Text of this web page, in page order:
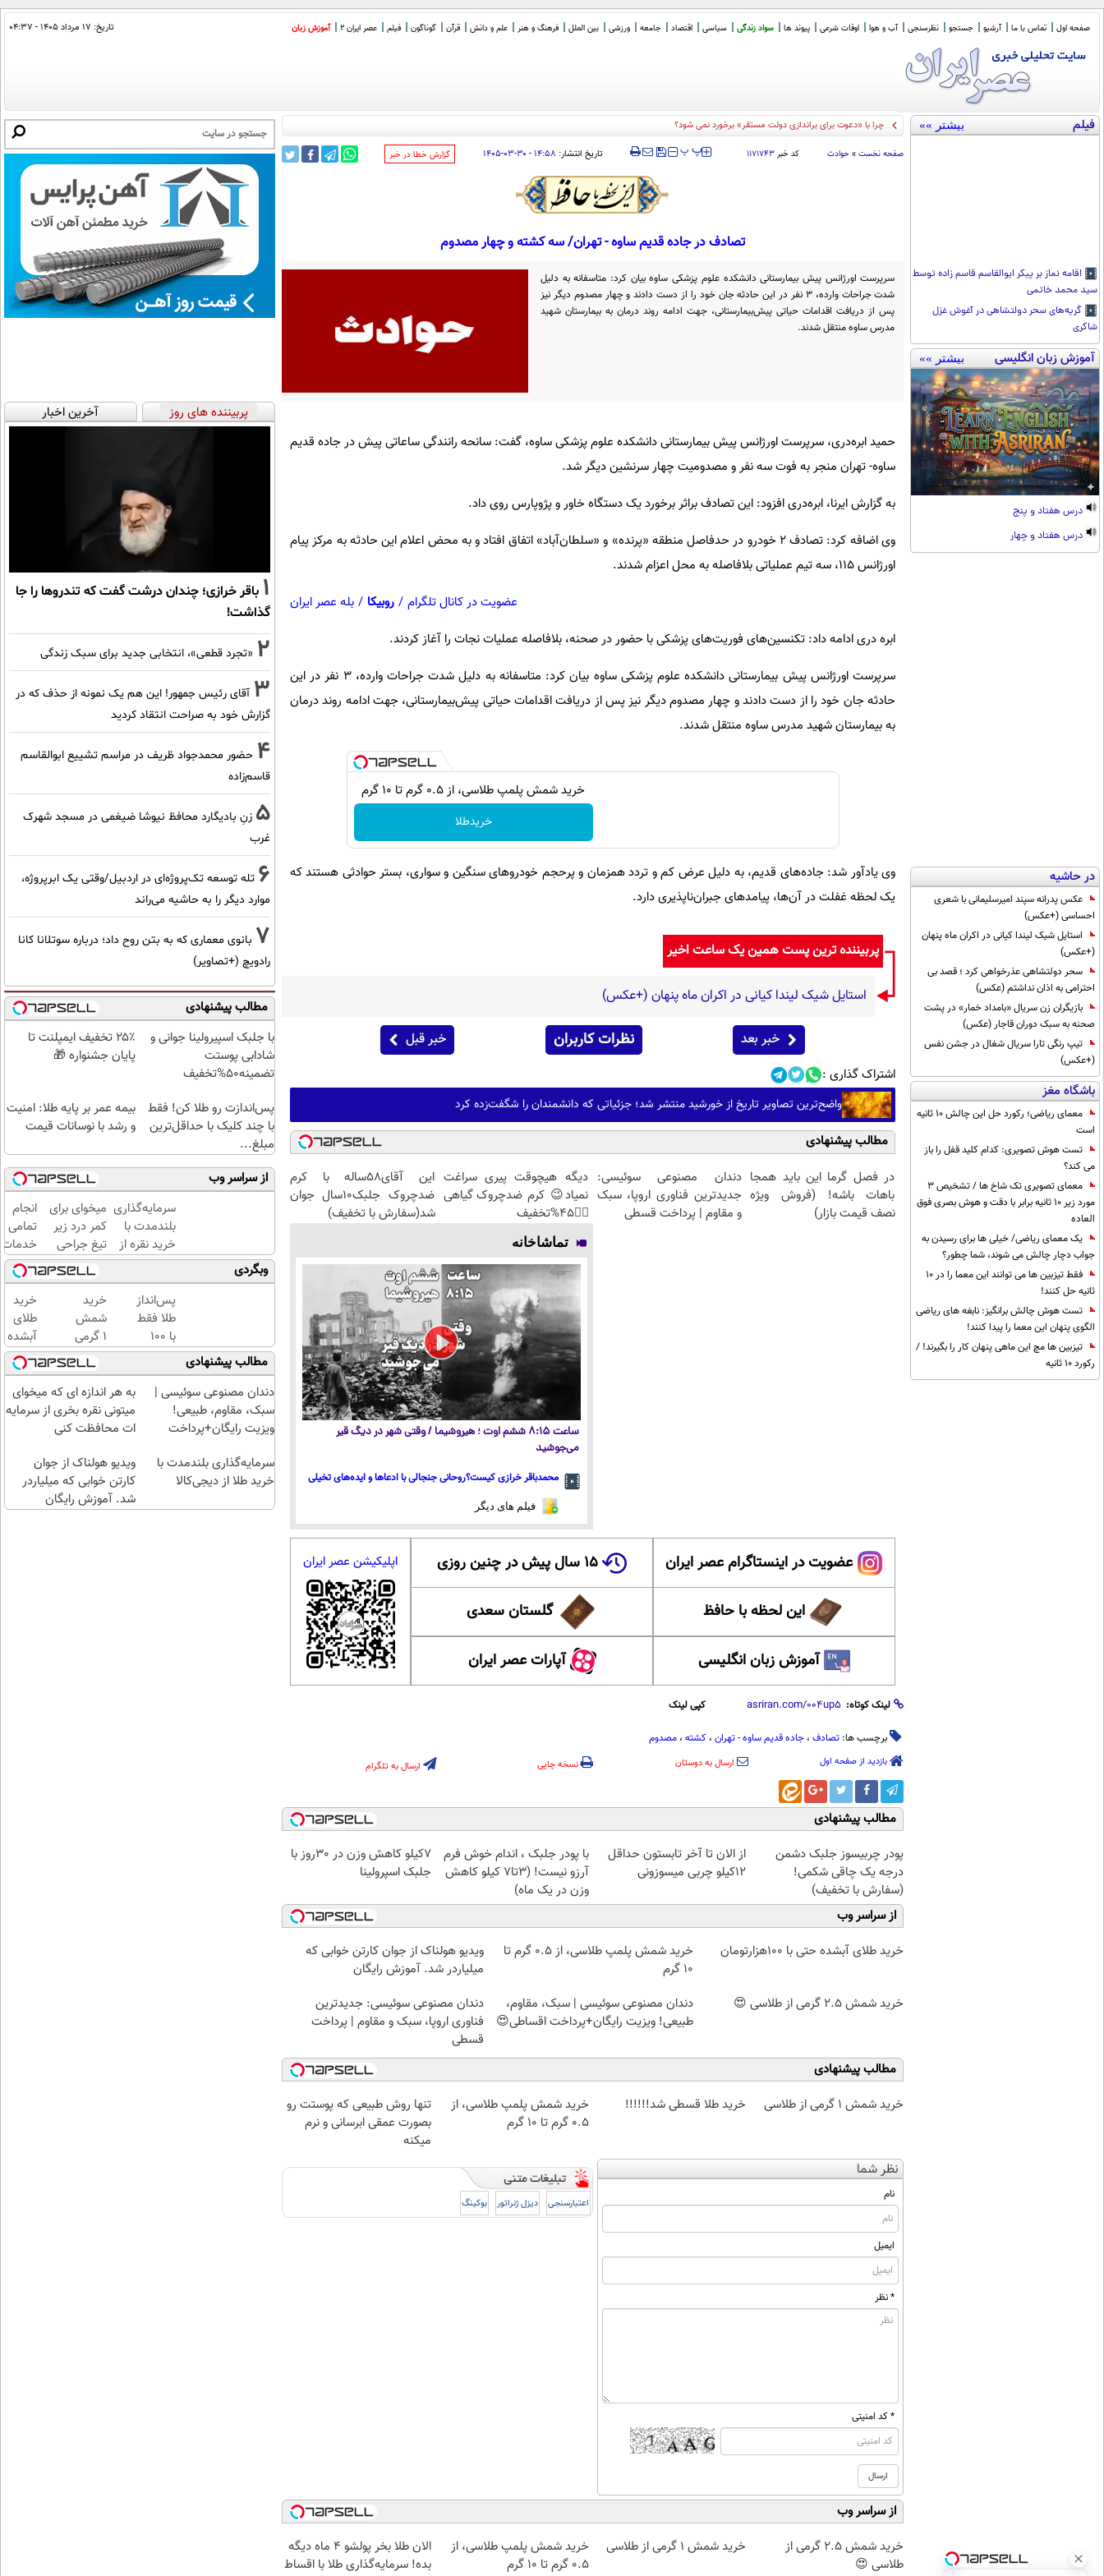
صفحه اول تماس با ما آرشیو جستجو نظرسنجی آب و هوا اوقات شرعی پیوند ها سواد زندگی سیاسی اقتصاد جامعه ورزشی بین الملل فرهنگ و هنر علم و دانش قرآن گوناگون فیلم عصر ایران 2 آموزش زبان تاریخ: ۱۷ مرداد ۱۴۰۵ - ۰۴:۳۷
فیلم بیشتر »»
اقامه نماز بر پیکر ابوالقاسم قاسم زاده توسط
سید محمد خاتمی
گریه‌های سحر دولتشاهی در آغوش غزل
شاکری
آموزش زبان انگلیسی بیشتر »»
درس هفتاد و پنج
درس هفتاد و چهار
در حاشیه
عکس پدرانه سپند امیرسلیمانی با شعری
احساسی (+عکس)
استایل شیک لیندا کیانی در اکران ماه پنهان
(+عکس)
سحر دولتشاهی عذرخواهی کرد ؛ قصد بی
احترامی به اذان نداشتم (عکس)
بازیگران زن سریال «بامداد خمار» در پشت
صحنه به سبک دوران قاجار (عکس)
تیپ رنگی تارا سریال شغال در جشن نفس
(+عکس)
باشگاه مغز
معمای ریاضی؛ رکورد حل این چالش 10 ثانیه
است
تست هوش تصویری: کدام کلید قفل را باز
می کند؟
معمای تصویری تک شاخ ها / تشخیص 3
مورد زیر 10 ثانیه برابر با دقت و هوش بصری فوق
العاده
یک معمای ریاضی/ خیلی ها برای رسیدن به
جواب دچار چالش می شوند، شما چطور؟
فقط تیزبین ها می توانند این معما را در 10
ثانیه حل کنند!
تست هوش چالش برانگیز: نابغه های ریاضی
الگوی پنهان این معما را پیدا کنند!
تیزبین ها مچ این ماهی پنهان کار را بگیرند! /
رکورد 10 ثانیه
چرا با «دعوت برای براندازی دولت مستقر» برخورد نمی شود؟
صفحه نخست » حوادث کد خبر۱۱۷۱۷۴۳ ‍‍‍ پ پ تاریخ انتشار: ۱۴:۵۸ - ۳۰-۰۳-۱۴۰۵ ‌گزارش خطا در خبر
تصادف در جاده قدیم ساوه - تهران/ سه کشته و چهار مصدوم
سرپرست اورژانس پیش بیمارستانی دانشکده علوم پزشکی ساوه بیان کرد: متاسفانه به دلیل
شدت جراحات وارده، ۳ نفر در این حادثه جان خود را از دست دادند و چهار مصدوم دیگر نیز
پس از دریافت اقدامات حیاتی پیش‌بیمارستانی، جهت ادامه روند درمان به بیمارستان شهید
مدرس ساوه منتقل شدند.
حمید ابره‌دری، سرپرست اورژانس پیش بیمارستانی دانشکده علوم پزشکی ساوه، گفت: سانحه رانندگی ساعاتی پیش در جاده قدیم
ساوه- تهران منجر به فوت سه نفر و مصدومیت چهار سرنشین دیگر شد.
به گزارش ایرنا، ابره‌دری افزود: این تصادف براثر برخورد یک دستگاه خاور و پژوپارس روی داد.
وی اضافه کرد: تصادف ۲ خودرو در حدفاصل منطقه «پرنده» و «سلطان‌آباد» اتفاق افتاد و به محض اعلام این حادثه به مرکز پیام
اورژانس ۱۱۵، سه تیم عملیاتی بلافاصله به محل اعزام شدند.
عضویت در کانال تلگرام / روبیکا / بله عصر ایران
ابره دری ادامه داد: تکنسین‌های فوریت‌های پزشکی با حضور در صحنه، بلافاصله عملیات نجات را آغاز کردند.
سرپرست اورژانس پیش بیمارستانی دانشکده علوم پزشکی ساوه بیان کرد: متاسفانه به دلیل شدت جراحات وارده، ۳ نفر در این
حادثه جان خود را از دست دادند و چهار مصدوم دیگر نیز پس از دریافت اقدامات حیاتی پیش‌بیمارستانی، جهت ادامه روند درمان
به بیمارستان شهید مدرس ساوه منتقل شدند.
خرید شمش پلمپ طلاسی، از ۰.۵ گرم تا ۱۰ گرم
خریدطلا
وی یادآور شد: جاده‌های قدیم، به دلیل عرض کم و تردد همزمان و پرحجم خودروهای سنگین و سواری، بستر حوادثی هستند که
یک لحظه غفلت در آن‌ها، پیامدهای جبران‌ناپذیری دارد.
پربیننده ترین پست همین یک ساعت اخیر
استایل شیک لیندا کیانی در اکران ماه پنهان (+عکس)
خبر بعد نظرات کاربران خبر قبل
اشتراک گذاری :
واضح‌ترین تصاویر تاریخ از خورشید منتشر شد؛ جزئیاتی که دانشمندان را شگفت‌زده کرد
مطالب پیشنهادی
در فصل گرما این باید همجا
باهات باشه! (فروش ویژه
نصف قیمت بازار)
دندان مصنوعی سوئیسی:
جدیدترین فناوری اروپا، سبک
و مقاوم | پرداخت قسطی
دیگه هیچوقت پیری سراغت
نمیاد😉 کرم ضدچروک گیاهی
👈🏻45%تخفیف
این آقای58ساله با کرم
ضدچروک جلبک10سال جوان
شد(سفارش با تخفیف)
تماشاخانه
ساعت ۸:۱۵ ششم اوت ؛ هیروشیما / وقتی شهر در دیگ قیر
می‌جوشید
محمدباقر خرازی کیست؟روحانی جنجالی با ادعاها و ایده‌های تخیلی
فیلم های دیگر
عضویت در اینستاگرام عصر ایران ۱۵ سال پیش در چنین روزی
این لحظه با حافظ گلستان سعدی
آموزش زبان انگلیسی آپارات عصر ایران
اپلیکیشن عصر ایران
لینک کوتاه: کپی لینک
برچسب ها: تصادف ، جاده قدیم ساوه - تهران ، کشته ، مصدوم
بازدید از صفحه اول ارسال به دوستان نسخه چاپی ارسال به تلگرام
مطالب پیشنهادی
پودر چربیسوز جلبک دشمن
درجه یک چاقی شکمی!
(سفارش با تخفیف)
از الان تا آخر تابستون حداقل
12کیلو چربی میسوزونی
با پودر جلبک ، اندام خوش فرم
آرزو نیست! (3تا7 کیلو کاهش
وزن در یک ماه)
7کیلو کاهش وزن در 30روز با
جلبک اسپرولینا
از سراسر وب
خرید طلای آبشده حتی با ۱۰۰هزارتومان
خرید شمش پلمپ طلاسی، از ۰.۵ گرم تا
۱۰ گرم
ویدیو هولناک از جوان کارتن خوابی که
میلیاردر شد. آموزش رایگان
خرید شمش 2.5 گرمی از طلاسی 😍
دندان مصنوعی سوئیسی | سبک، مقاوم،
طبیعی! ویزیت رایگان+پرداخت اقساطی😍
دندان مصنوعی سوئیسی: جدیدترین
فناوری اروپا، سبک و مقاوم | پرداخت
قسطی
مطالب پیشنهادی
خرید شمش 1 گرمی از طلاسی
خرید طلا قسطی شد!!!!!!
خرید شمش پلمپ طلاسی، از
۰.۵ گرم تا ۱۰ گرم
تنها روش طبیعی که پوستت رو
بصورت عمقی ابرسانی و نرم
میکنه
نظر شما
نام
ایمیل
* نظر
* کد امنیتی
اعتبارسنجی دیزل ژنراتور بوکینگ
از سراسر وب
خرید شمش 2.5 گرمی از
طلاسی 😍
خرید شمش 1 گرمی از طلاسی
خرید شمش پلمپ طلاسی، از
۰.۵ گرم تا ۱۰ گرم
الان طلا بخر پولشو 4 ماه دیگه
بده! سرمایه‌گذاری طلا با اقساط
پربیننده های روز آخرین اخبار
1 باقر خرازی؛ چندان درشت گفت که تندروها را جا
گذاشت!
2 «تجرد قطعی»، انتخابی جدید برای سبک زندگی
3 آقای رئیس جمهور! این هم یک نمونه از حذف که در
گزارش خود به صراحت انتقاد کردید
4 حضور محمدجواد ظریف در مراسم تشییع ابوالقاسم
قاسم‌زاده
5 زنِ بادیگارد محافظ نیوشا ضیغمی در مسجد شهرک
غرب
6 تله توسعه تک‌پروژه‌ای در اردبیل/وقتی یک ابرپروژه،
موارد دیگر را به حاشیه می‌راند
7 بانوی معماری که به بتن روح داد؛ درباره سوتلانا کانا
رادویچ (+تصاویر)
مطالب پیشنهادی
با جلبک اسپیرولینا جوانی و
شادابی پوستت
تضمینه50%تخفیف
۲۵٪ تخفیف ایمپلنت تا
پایان جشنواره 🎁
پس‌اندازت رو طلا کن! فقط
با چند کلیک با حداقل‌ترین
مبلغ...
بیمه عمر بر پایه طلا: امنیت
و رشد با نوسانات قیمت
از سراسر وب
سرمایه‌گذاری
بلندمدت با
خرید نقره از
دیجی‌کالا
میخوای برای
کمر درد زیر
تیغ جراحی
بری؟!
◗پرسش‌نامه
رو پر کن◖
انجام
تمامی
خدمات
در محل
با یدک
دات
وبگردی
پس‌انداز
طلا فقط
با ۱۰۰
هزارتومان
(امن و
راحت)
خرید
شمش
1 گرمی
از
طلاسی
خرید
طلای
آبشده
حتی با
۱۰۰هزارتومان
مطالب پیشنهادی
دندان مصنوعی سوئیسی |
سبک، مقاوم، طبیعی!
ویزیت رایگان+پرداخت
به هر اندازه ای که میخوای
میتونی نقره بخری از سرمایه
ات محافظت کنی
سرمایه‌گذاری بلندمدت با
خرید طلا از دیجی‌کالا
ویدیو هولناک از جوان
کارتن خوابی که میلیاردر
شد. آموزش رایگان